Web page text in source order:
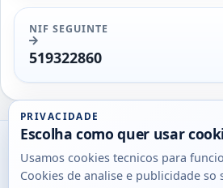
NIF SEGUINTE
519322860
Utils
DB
Consultas
PRIVACIDADE
Escolha como quer usar
Usamos cookies tecnicos para
Cookies de analise e publicidade so